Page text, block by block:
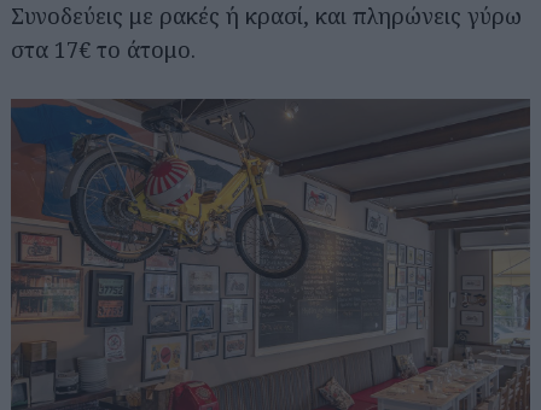
Συνοδεύεις με ρακές ή κρασί, και πληρώνεις γύρω
στα 17€ το άτομο.